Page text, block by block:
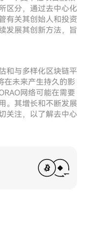
区分，通过去中心化
有关其创始人和投资
发展其创新方法，旨
和与多样化区块链平
在未来产生持久的影
网络可能在需要
。其增长和不断发展
关注，以了解去中心